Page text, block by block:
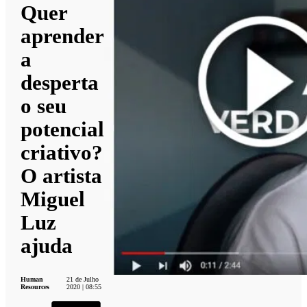
Quer
aprender
a
desperta
o seu
potencial
criativo?
O artista
Miguel
Luz
ajuda
Human
Resources
21 de Julho
2020 | 08:55